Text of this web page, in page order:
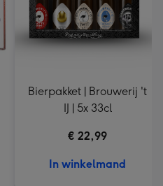
Bierpakket | Brouwerij 't
IJ | 5x 33cl
€ 22,99
In winkelmand